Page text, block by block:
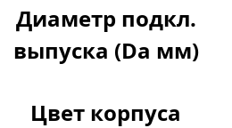
Диаметр подкл.
выпуска (Da мм)
Цвет корпуса